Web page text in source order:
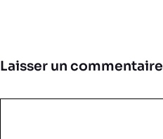
Laisser un commentaire